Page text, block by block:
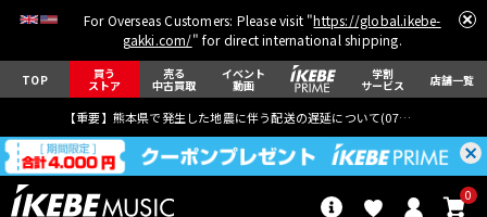
For Overseas Customers: Please visit "https://global.ikebe-
gakki.com/" for direct international shipping.
TOP 買う
ストア
売る
中古買取
イベント
動画
学割
サービス 店舗一覧
【重要】熊本県で発生した地震に伴う配送の遅延について(07月29日
0